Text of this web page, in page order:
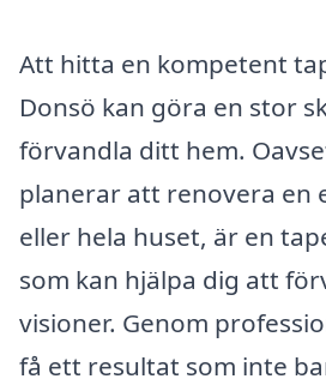
Att hitta en kompetent
Donsö kan göra en stor
förvandla ditt hem.
planerar att renovera en
eller hela huset, är en
som kan hjälpa dig att
visioner. Genom
få ett resultat som inte